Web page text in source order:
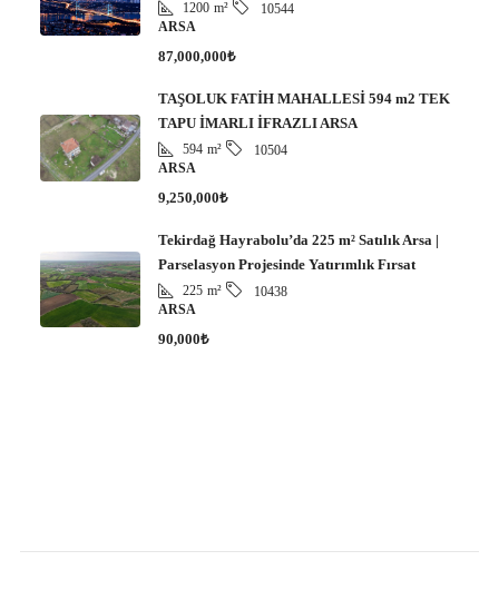
1200 m²
10544
ARSA
87,000,000₺
TAŞOLUK FATİH MAHALLESİ 594 m2 TEK
TAPU İMARLI İFRAZLI ARSA
594 m²
10504
ARSA
9,250,000₺
Tekirdağ Hayrabolu’da 225 m² Satılık Arsa |
Parselasyon Projesinde Yatırımlık Fırsat
225 m²
10438
ARSA
90,000₺